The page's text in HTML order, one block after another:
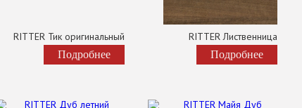
RITTER Тик оригинальный
Подробнее
RITTER Лиственница
Подробнее